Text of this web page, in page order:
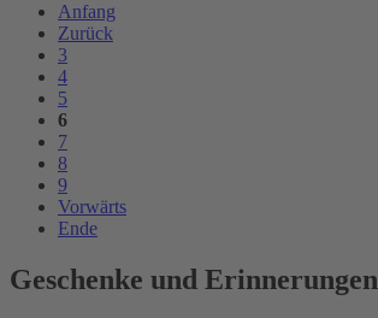
Anfang
Zurück
3
4
5
6
7
8
9
Vorwärts
Ende
Geschenke und Erinnerungen